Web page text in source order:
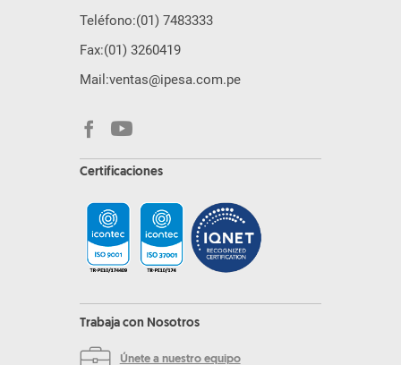
Teléfono:(01) 7483333
Fax:(01) 3260419
Mail:ventas@ipesa.com.pe
Certificaciones
Trabaja con Nosotros
Únete a nuestro equipo